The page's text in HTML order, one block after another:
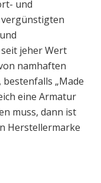
und
jeher Wert
namhaften
„Made
eine Armatur
muss, dann ist
Herstellermarke